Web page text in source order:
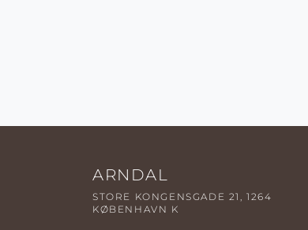
ARNDAL
STORE KONGENSGADE 21, 1264
KØBENHAVN K